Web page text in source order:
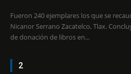
Fueron 240 ejemplares los que se
Nicanor Serrano Zacatelco, Tlax. Concluyó con gran éxito la campaña
de donación de libros en...
2